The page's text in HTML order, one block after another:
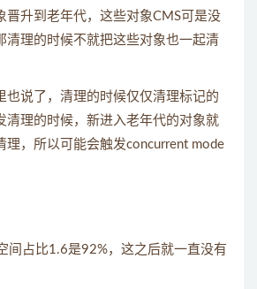
晋升到老年代，这些对象CMS可是没
清理的时候不就把这些对象也一起清
也说了，清理的时候仅仅清理标记的
清理的时候，新进入老年代的对象就
理，所以可能会触发concurrent mode
间占比1.6是92%，这之后就一直没有